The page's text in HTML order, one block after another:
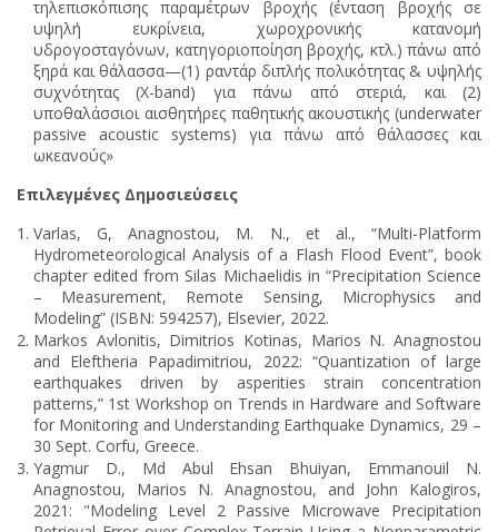
τηλεπισκόπισης παραμέτρων βροχής (ένταση βροχής σε
υψηλή ευκρίνεια, χωροχρονικής κατανομή
υδρογοσταγόνων, κατηγοριοποίηση βροχής, κτλ.) πάνω από
ξηρά και θάλασσα—(1) ραντάρ διπλής πολικότητας & υψηλής
συχνότητας (X-band) για πάνω από στεριά, και (2)
υποθαλάσσιοι αισθητήρες παθητικής ακουστικής (underwater
passive acoustic systems) για πάνω από θάλασσες και
ωκεανούς»
Επιλεγμένες Δημοσιεύσεις
Varlas, G, Anagnostou, M. N., et al., “Multi-Platform
Hydrometeorological Analysis of a Flash Flood Event”, book
chapter edited from Silas Michaelidis in “Precipitation Science
– Measurement, Remote Sensing, Microphysics and
Modeling” (ISBN: 594257), Elsevier, 2022.
Markos Avlonitis, Dimitrios Kotinas, Marios N. Anagnostou
and Eleftheria Papadimitriou, 2022: “Quantization of large
earthquakes driven by asperities strain concentration
patterns,” 1st Workshop on Trends in Hardware and Software
for Monitoring and Understanding Earthquake Dynamics, 29 –
30 Sept. Corfu, Greece.
Yagmur D., Md Abul Ehsan Bhuiyan, Emmanouil N.
Anagnostou, Marios N. Anagnostou, and John Kalogiros,
2021: "Modeling Level 2 Passive Microwave Precipitation